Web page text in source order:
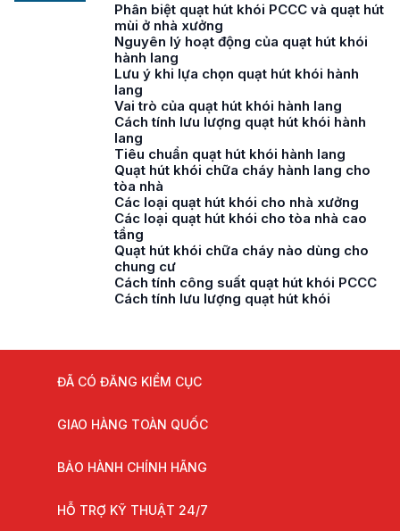
Phân biệt quạt hút khói PCCC và quạt hút
mùi ở nhà xưởng
Nguyên lý hoạt động của quạt hút khói
hành lang
Lưu ý khi lựa chọn quạt hút khói hành
lang
Vai trò của quạt hút khói hành lang
Cách tính lưu lượng quạt hút khói hành
lang
Tiêu chuẩn quạt hút khói hành lang
Quạt hút khói chữa cháy hành lang cho
tòa nhà
Các loại quạt hút khói cho nhà xưởng
Các loại quạt hút khói cho tòa nhà cao
tầng
Quạt hút khói chữa cháy nào dùng cho
chung cư
Cách tính công suất quạt hút khói PCCC
Cách tính lưu lượng quạt hút khói
ĐÃ CÓ ĐĂNG KIỂM CỤC
GIAO HÀNG TOÀN QUỐC
BẢO HÀNH CHÍNH HÃNG
HỖ TRỢ KỸ THUẬT 24/7